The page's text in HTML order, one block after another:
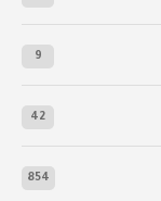
9
42
854